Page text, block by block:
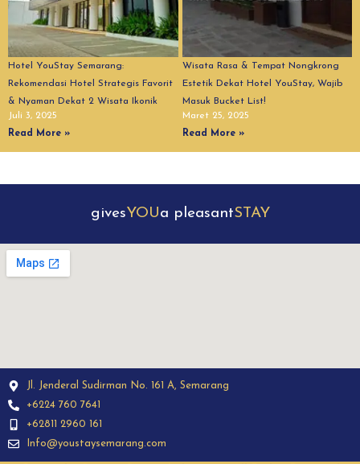
Hotel YouStay Semarang:
Rekomendasi Hotel Strategis Favorit
& Nyaman Dekat 2 Wisata Ikonik
Juli 3, 2025
Read More »
Wisata Rasa & Tempat Nongkrong
Estetik Dekat Hotel YouStay, Wajib
Masuk Bucket List!
Maret 25, 2025
Read More »
givesYOUa pleasantSTAY
Jl. Jenderal Sudirman No. 161 A, Semarang
+6224 760 7641
+62811 2960 161
Info@youstaysemarang.com